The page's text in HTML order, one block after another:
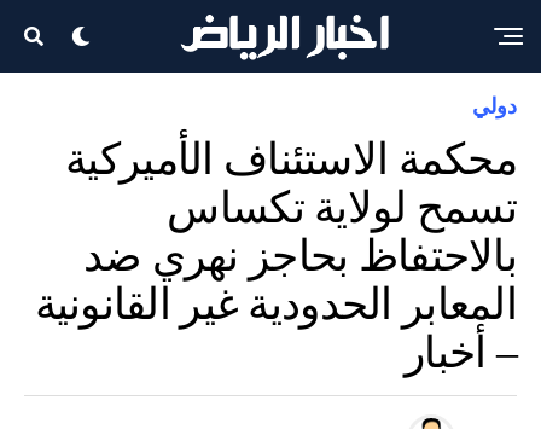
دولي
محكمة الاستئناف الأميركية
تسمح لولاية تكساس
بالاحتفاظ بحاجز نهري ضد
المعابر الحدودية غير القانونية
– أخبار